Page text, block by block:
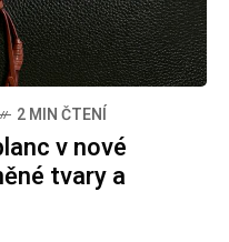
2 MIN ČTENÍ
v nové
tvary a